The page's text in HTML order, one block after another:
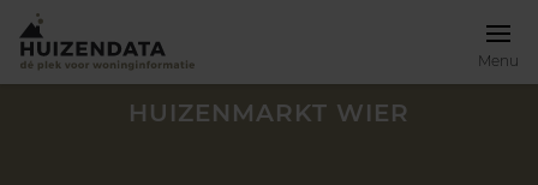
Menu
HUIZENMARKT WIER